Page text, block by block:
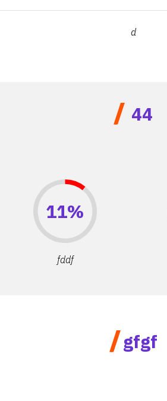
d
/ 44
11%
fddf
/gfgf